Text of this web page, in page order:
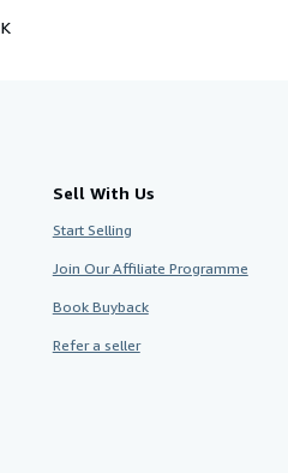
K
Sell With Us
Start Selling
Join Our Affiliate Programme
Book Buyback
Refer a seller